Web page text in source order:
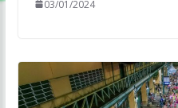
03/01/2024